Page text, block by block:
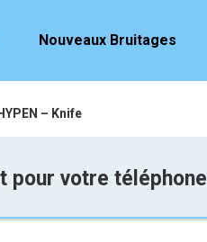
Nouveaux Bruitages
– Knife
pour votre téléphone